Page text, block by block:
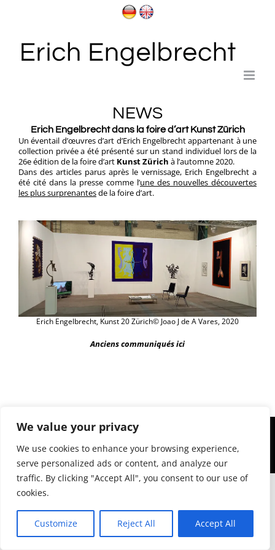
We value your privacy
We use cookies to enhance your browsing experience,
serve personalized ads or content, and analyze our
traffic. By clicking "Accept All", you consent to our use of
cookies.
Customize Reject All Accept All
NEWS
Erich Engelbrecht dans la foire d’artKunst Zürich
Un éventail d’œuvres d’art d’Erich Engelbrecht appartenant à une
collection privée a été présenté sur un stand individuel lors de la
26e édition de la foire d’art Kunst Zürich à l’automne 2020.
Dans des articles parus après le vernissage, Erich Engelbrecht a
été cité dans la presse comme l’une des nouvelles découvertes
les plus surprenantesde la foire d’art.
Erich Engelbrecht, Kunst 20 Zürich© Joao J de A Vares, 2020
Anciens communiqués ici
© 2013-2024 - W. Engelbrecht | Créé par
A Vares, Dipl-Ing. FH/P Arch.
personnelles d’Erich et Waltraud Engelbrecht, dont l’utilisation a été autorisée
par l’administrateur des droits d’auteur en 2013, 2015 et 2017. D’autres images
sont protégées par les droits d’auteur du titulaire du nom de domaine.